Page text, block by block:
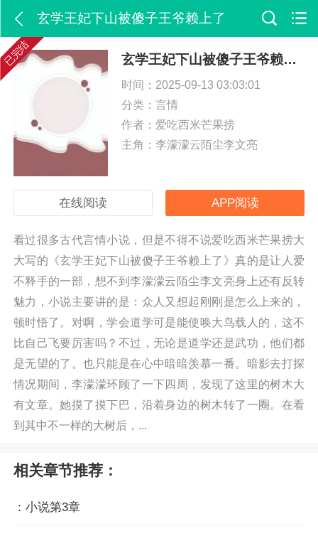
玄学王妃下山被傻子王爷赖上了
已完结 玄学王妃下山被傻子王爷赖上了
时间：2025-09-13 03:03:01
分类： 言情
作者：爱吃西米芒果捞
主角：李濛濛云陌尘李文亮
在线阅读 APP阅读
看过很多古代言情小说，但是不得不说爱吃西米芒果捞大
大写的《玄学王妃下山被傻子王爷赖上了》真的是让人爱
不释手的一部，想不到李濛濛云陌尘李文亮身上还有反转
魅力，小说主要讲的是：众人又想起刚刚是怎么上来的，
顿时悟了。对啊，学会道学可是能使唤大鸟载人的，这不
比自己飞要厉害吗？不过，无论是道学还是武功，他们都
是无望的了。也只能是在心中暗暗羡慕一番。暗影去打探
情况期间，李濛濛环顾了一下四周，发现了这里的树木大
有文章。她摸了摸下巴，沿着身边的树木转了一圈。在看
到其中不一样的大树后，...
相关章节推荐：
：小说第3章